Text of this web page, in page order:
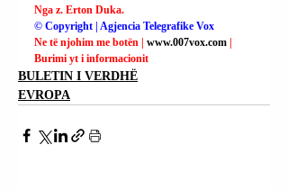
Nga z. Erton Duka.
© Copyright | Agjencia Telegrafike Vox
Ne të njohim me botën | www.007vox.com
Burimi yt i informacionit
BULETIN I VERDHË
EVROPA